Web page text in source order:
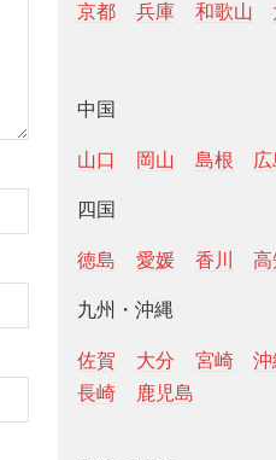
京都 兵庫 和歌山
中国
山口 岡山 島根
四国
徳島 愛媛 香川 高
九州・沖縄
佐賀 大分 宮崎 沖
長崎
鹿児島